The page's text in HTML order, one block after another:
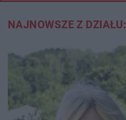
NAJNOWSZE Z DZIAŁU: